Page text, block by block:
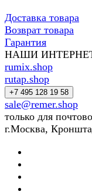
Доставка товара
Возврат товара
Гарантия
НАШИ
rumix.shop
rutap.shop
+7 495 128 19 58
sale@remer.shop
только для
г.Москва,